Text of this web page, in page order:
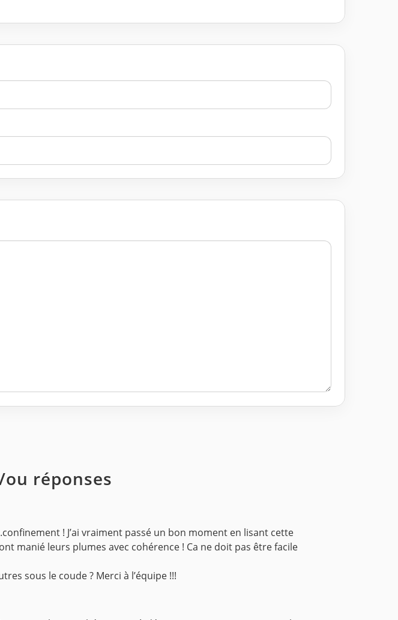
réponses
! J’ai vraiment passé un bon moment en lisant cette
manié leurs plumes avec cohérence ! Ca ne doit pas être facile
sous le coude ? Merci à l’équipe !!!